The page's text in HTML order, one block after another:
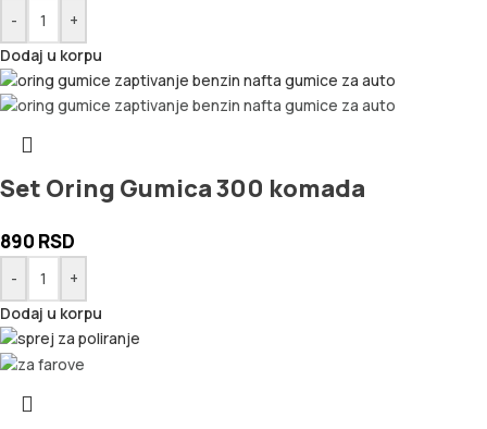
-
+
Dodaj u korpu
Set Oring Gumica 300 komada
890 RSD
-
+
Dodaj u korpu